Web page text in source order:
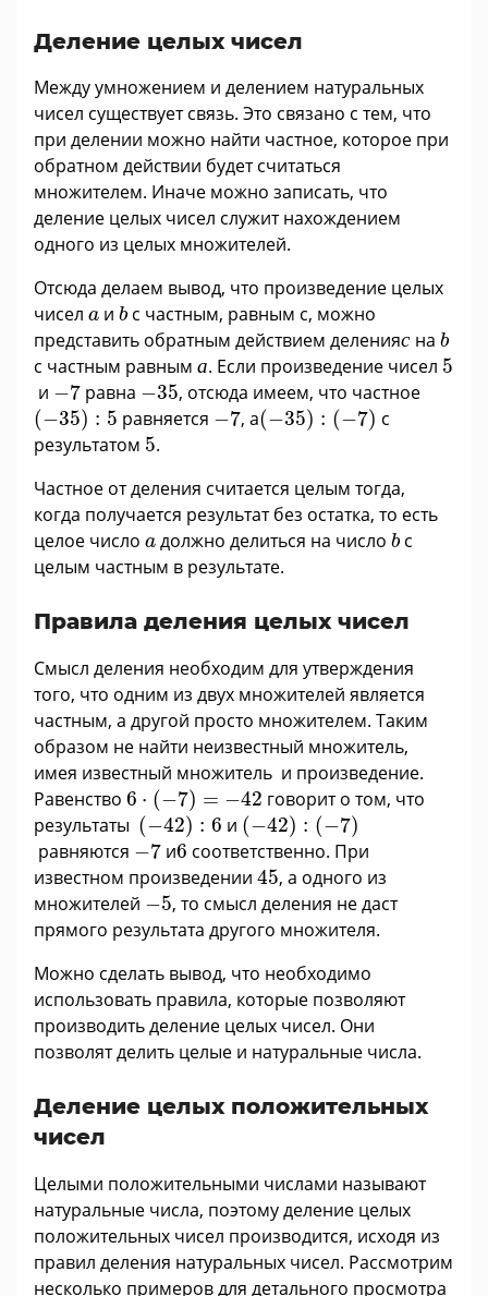
Деление целых чисел
Между умножением и делением натуральных
чисел существует связь. Это связано с тем, что
при делении можно найти частное, которое при
обратном действии будет считаться
множителем. Иначе можно записать, что
деление целых чисел служит нахождением
одного из целых множителей.
Отсюда делаем вывод, что произведение целых
чисел a
a и b
b с частным, равным с, можно
представить обратным действием делениясна b
b
с частным равным аа. Если произведение чисел 5
5
и −7
7 равна −35
35, отсюда имеем, что частное
(−35) : 5
(− 35):5 равняется −7
7, а(−35) : (−7)
(−35): −7)
с
результатом 5
5.
Частное от деления считается целым тогда,
когда получается результат без остатка, то есть
целое число a
aдолжно делиться на число b
b с
целым частным в результате.
Правила деления целых чисел
Смысл деления необходим для утверждения
того, что одним из двух множителей является
частным, а другой просто множителем. Таким
образом не найти неизвестный множитель,
имея известный множитель и произведение.
Равенство 6 ⋅ (−7) = −42
6·(−7 )=−42
говорит о том, что
результаты (−42) : 6
(−42):6 и (−42) : (−7)
(−42):(−7)
равняются −7
−7 и6
6соответственно. При
известном произведении 45
45, а одного из
множителей −5
5, то смысл деления не даст
прямого результата другого множителя.
Можно сделать вывод, что необходимо
использовать правила, которые позволяют
производить деление целых чисел. Они
позволят делить целые и натуральные числа.
Деление целых положительных
чисел
Целыми положительными числами называют
натуральные числа, поэтому деление целых
положительных чисел производится, исходя из
правил деления натуральных чисел. Рассмотрим
несколько примеров для детального просмотра